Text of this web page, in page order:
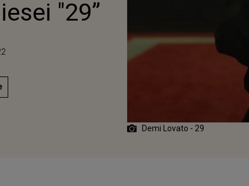
"29”
Demi Lovato - 29